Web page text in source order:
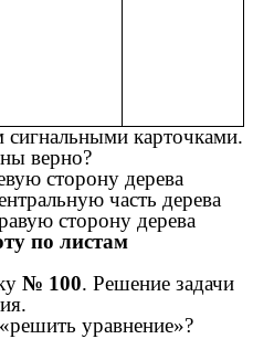
карточками.
верно?
сторону дерева
часть дерева
сторону дерева
по листам
№ 100. Решение задачи
уравнение»?